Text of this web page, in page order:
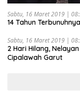
Sabtu, 16 Maret 2019 |
14 Tahun
Sabtu, 16 Maret 2019 |
2 Hari Hilang,
Cipalawah Garut